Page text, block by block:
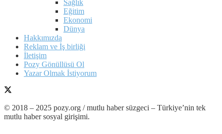
Sağlık
Eğitim
Ekonomi
Dünya
Hakkımızda
Reklam ve İş birliği
İletişim
Pozy Gönüllüsü Ol
Yazar Olmak İstiyorum
© 2018 – 2025 pozy.org / mutlu haber süzgeci – Türkiye’nin tek
mutlu haber sosyal girişimi.